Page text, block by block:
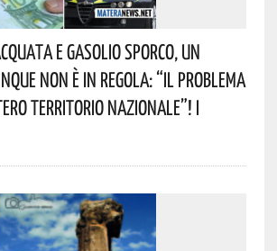
E Gasolio Sporco, Un
Non È In Regola: “il Problema
Territorio Nazionale”! I